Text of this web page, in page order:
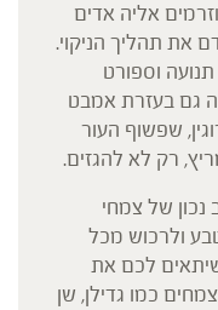
אליה אדים
את תהליך הניקוי.
וספורט
גם בעזרת אמבט
שפשוף העור
רק לא להגזים.
נכון של צמחי
ולרכוש מכל
לכם את
כמו גדילן, שן